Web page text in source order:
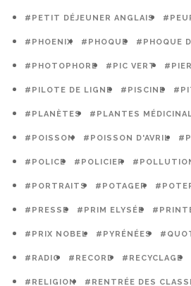
#PETIT DÉJEUNER ANGLAIS
#PHOENIX #PHOQUE #PHOQUE
#PHOTOPHORE #PIC VERT
#PILOTE DE LIGNE #PISCINE
#PLANÈTES #PLANTES
#POISSON #POISSON D'AVRIL
#POLICE #POLICIER
#PORTRAITS #POTAGER
#PRESSE #PRIM ELYSÉE
#PRIX NOBEL #PYRÉNÉES
#RADIO #RECORD #RECYCLAGE
#RELIGION #RENTRÉE DES